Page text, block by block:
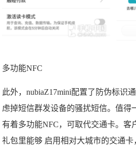
多功能NFC
此外，nubiaZ17mini配置了防伪标识
虑掉短信群发设备的骚扰短信。值得
有着多功能NFC，可取代交通卡。客
礼包里能够 启用相对大城市的交通